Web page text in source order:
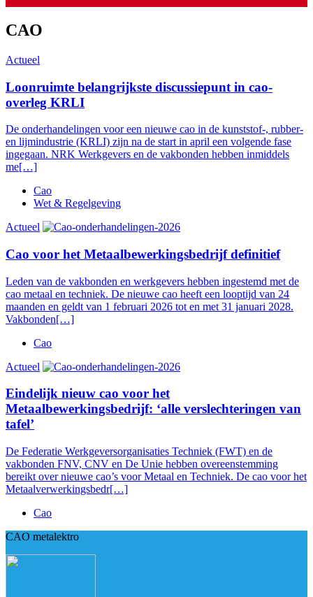
CAO
Actueel
Loonruimte belangrijkste discussiepunt in cao-
overleg KRLI
De onderhandelingen voor een nieuwe cao in de kunststof-, rubber-
en lijmindustrie (KRLI) zijn na de start in april een volgende fase
ingegaan. NRK Werkgevers en de vakbonden hebben inmiddels
me[…]
Cao
Wet & Regelgeving
Actueel
Cao voor het Metaalbewerkingsbedrijf definitief
Leden van de vakbonden en werkgevers hebben ingestemd met de
cao metaal en techniek. De nieuwe cao heeft een looptijd van 24
maanden en geldt van 1 februari 2026 tot en met 31 januari 2028.
Vakbonden[…]
Cao
Actueel
Eindelijk nieuw cao voor het
Metaalbewerkingsbedrijf: ‘alle verslechteringen van
tafel’
De Federatie Werkgeversorganisaties Techniek (FWT) en de
vakbonden FNV, CNV en De Unie hebben overeenstemming
bereikt over nieuwe cao’s voor Metaal en Techniek. De cao voor het
Metaalverwerkingsbedr[…]
Cao
CAO metalektro